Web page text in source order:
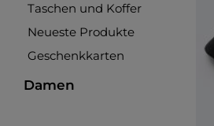
Taschen und Koffer
Neueste Produkte
Geschenkkarten
Damen